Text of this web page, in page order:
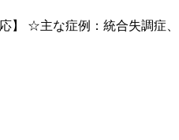
☆主な症例：統合失調症